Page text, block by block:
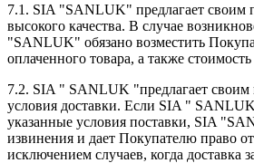
7.1. SIA "SANLUK" предлагает своим
высокого качества. В случае
"SANLUK" обязано возместить
оплаченного товара, а также стоимость
7.2. SIA " SANLUK "предлагает своим
условия доставки. Если SIA "
указанные условия поставки, SIA
извинения и дает Покупателю право
исключением случаев, когда доставка